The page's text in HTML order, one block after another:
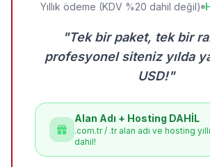
Yıllık ödeme (KDV %20 dahil değil)
"Tek bir paket, tek bir
profesyonel siteniz yılda
USD!"
Alan Adı + Hosting DAHİL
.com.tr / .tr alan adı ve hosting
dahil!